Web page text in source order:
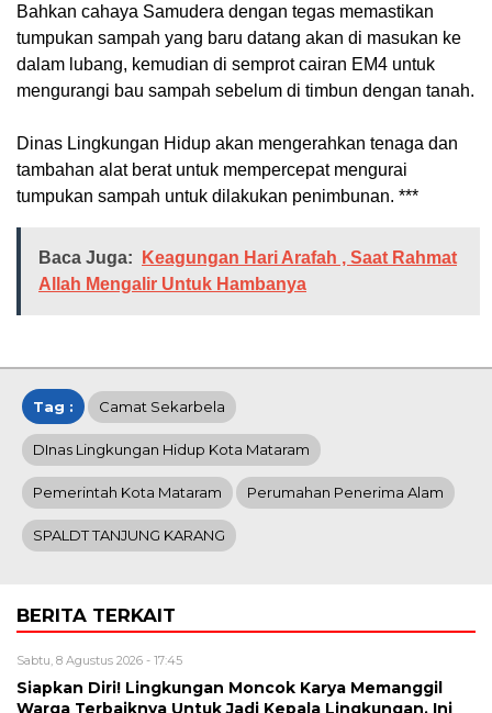
Bahkan cahaya Samudera dengan tegas memastikan
tumpukan sampah yang baru datang akan di masukan ke
dalam lubang, kemudian di semprot cairan EM4 untuk
mengurangi bau sampah sebelum di timbun dengan tanah.
Dinas Lingkungan Hidup akan mengerahkan tenaga dan
tambahan alat berat untuk mempercepat mengurai
tumpukan sampah untuk dilakukan penimbunan. ***
Baca Juga:
Keagungan Hari Arafah , Saat Rahmat
Allah Mengalir Untuk Hambanya
Tag : Camat Sekarbela
DInas Lingkungan Hidup Kota Mataram
Pemerintah Kota Mataram Perumahan Penerima Alam
SPALDT TANJUNG KARANG
BERITA TERKAIT
Sabtu, 8 Agustus 2026 - 17:45
Siapkan Diri! Lingkungan Moncok Karya Memanggil
Warga Terbaiknya Untuk Jadi Kepala Lingkungan, Ini